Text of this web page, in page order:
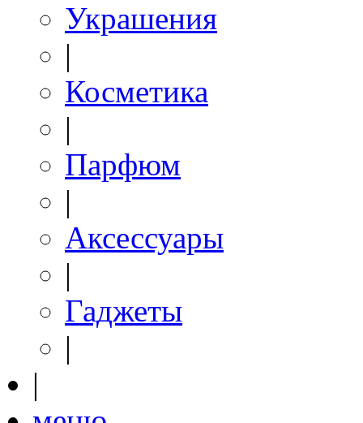
Украшения
|
Косметика
|
Парфюм
|
Аксессуары
|
Гаджеты
|
|